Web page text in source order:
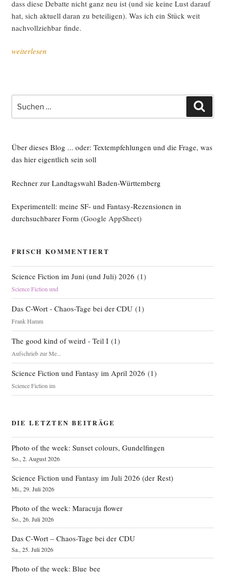
dass die­se Debat­te nicht ganz neu ist (und sie kei­ne Lust dar­auf
hat, sich aktu­ell dar­an zu betei­li­gen). Was ich ein Stück weit
nach­voll­zieh­bar finde.
„Kurz:
durch­
ge­
lan­
gen
weiterlesen
nach:
Über dieses Blog ... oder: Textempfehlungen und die Frage, was
das hier eigentlich sein soll
Rechner zur Landtagswahl Baden-Württemberg
Experimentell: meine SF- und Fantasy-Rezensionen in
durchsuchbarer Form(Google AppSheet)
FRISCH KOMMENTIERT
Science Fiction im Juni (und Juli) 2026 (1)
Science Fiction und
Das C-Wort - Chaos-Tage bei der CDU(1)
Frank Hamm
The good kind of weird - Teil I(1)
Aufschrieb zur Me...
Science Fiction und Fantasy im April 2026 (1)
Science Fiction im
DIE LETZTEN BEITRÄGE
Photo of the week: Sunset colours, Gundelfingen
So., 2. August 2026
Science Fiction und Fantasy im Juli 2026 (der Rest)
Mi., 29. Juli 2026
Photo of the week: Maracuja flower
So., 26. Juli 2026
Das C‑Wort – Chaos-Tage bei der CDU
Sa., 25. Juli 2026
Photo of the week: Blue bee